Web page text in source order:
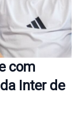
com
Inter de